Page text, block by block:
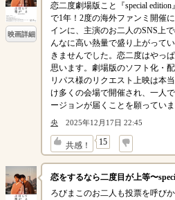
映画詳細
恋二度劇場版こと『special
で1年！2度の海外ファンミ開催
インに、主演のお二人のSNS上
んなに高い熱量で盛り上がって
きませんでした。恋二度はやっ
思います。劇場版のソフト化・
リパス様のリクエスト上映は本
け多くの会場で開催され、一人
ージョンが届くことを願ってい
央 2025年12月17日 22:45
共感！ 15
↓
恋をするなら二度目が上等〜
ろびまこのお二人も投票を呼び